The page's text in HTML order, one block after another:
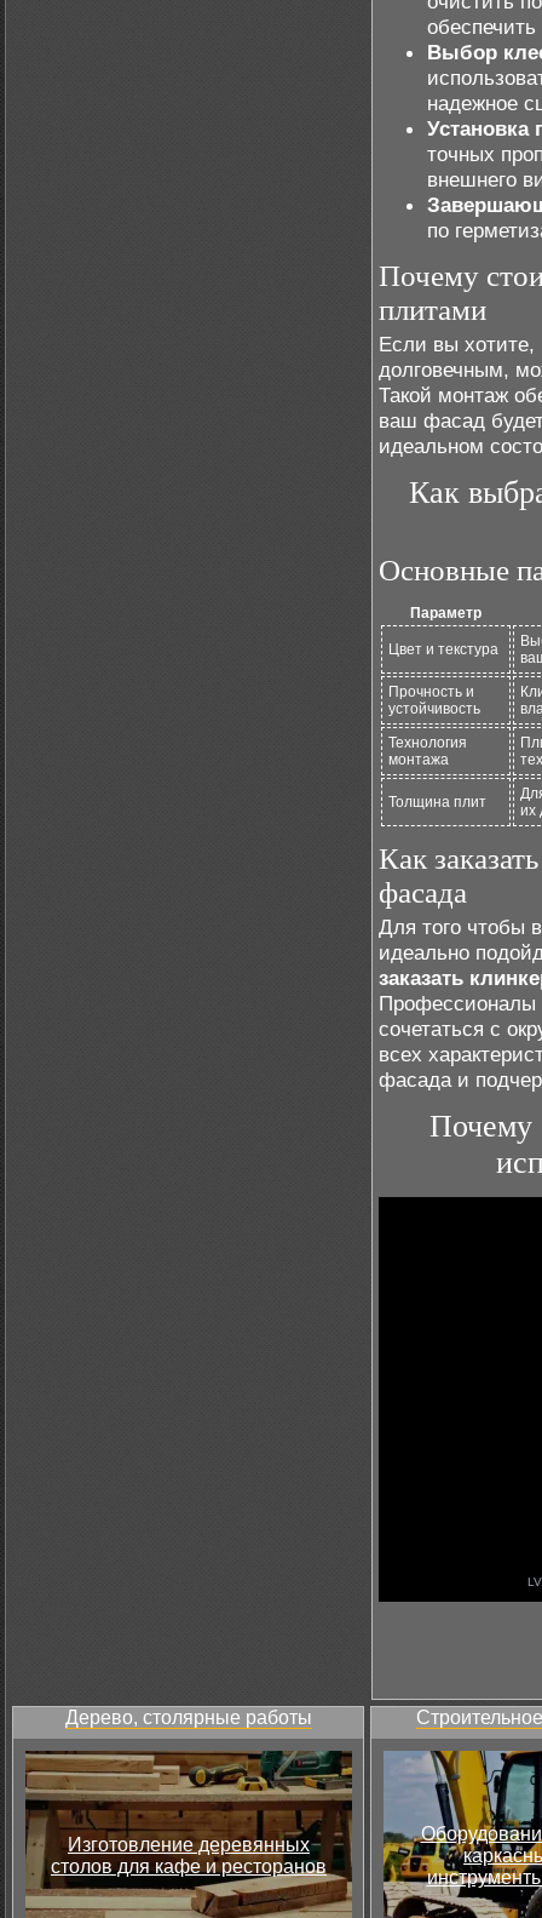
Выбор
надежное
Установка
точных
внешнего
по
Почему
плитами
Если вы
долговечным,
Такой монтаж
ваш фасад
идеальном
Как
Основные
Параметр
Цвет и текстура
Прочность и
устойчивость
Технология
монтажа
Толщина плит
их
Как
фасада
Для того чтобы
идеально
заказать
Профессионалы
сочетаться с
всех
фасада и
Почему
Дерево, столярные работы
Изготовление деревянных
столов для кафе и ресторанов